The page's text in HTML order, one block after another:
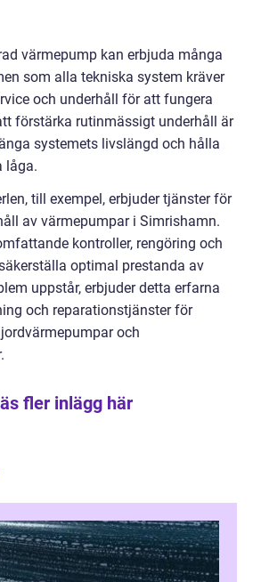
värmepump kan erbjuda många
som alla tekniska system kräver
och underhåll för att fungera
förstärka rutinmässigt underhåll är
systemets livslängd och hålla
låga.
till exempel, erbjuder tjänster för
av värmepumpar i Simrishamn.
kontroller, rengöring och
optimal prestanda av
uppstår, erbjuder detta erfarna
och reparationstjänster för
och
fler inlägg här